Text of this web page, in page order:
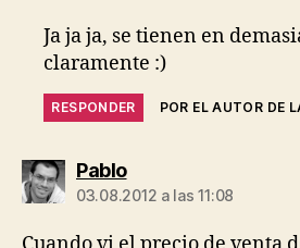
Ja ja ja, se tienen en
claramente :)
RESPONDER POR EL AUTOR DE
Pablodice:
03.08.2012 a las 11:08